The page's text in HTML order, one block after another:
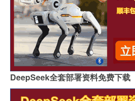
DeepSeek全套部署资料免费下载